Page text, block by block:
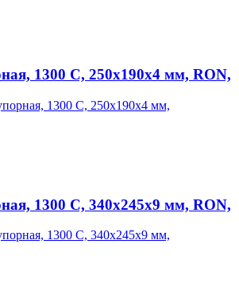
1300 С, 250х190х4 мм, RON,
1300 С, 340х245х9 мм, RON,